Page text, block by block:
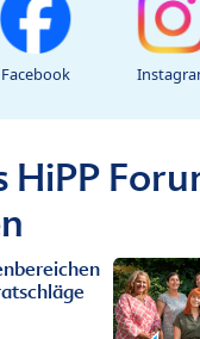
Facebook
HiPP